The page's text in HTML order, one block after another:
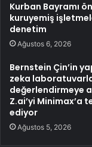
Kurban Bayramı
kuruyemiş
denetim
Ağustos 6, 2026
Bernstein Çin’in
zeka
değerlendirmeye
Z.ai’yi Minimax’a
ediyor
Ağustos 5, 2026